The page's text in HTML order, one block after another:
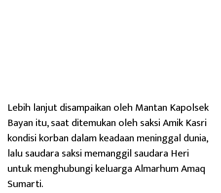
Lebih lanjut disampaikan oleh Mantan Kapolsek
Bayan itu, saat ditemukan oleh saksi Amik Kasri
kondisi korban dalam keadaan meninggal dunia,
lalu saudara saksi memanggil saudara Heri
untuk menghubungi keluarga Almarhum Amaq
Sumarti.